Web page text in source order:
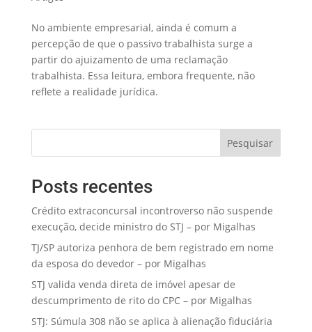
No ambiente empresarial, ainda é comum a
percepção de que o passivo trabalhista surge a
partir do ajuizamento de uma reclamação
trabalhista. Essa leitura, embora frequente, não
reflete a realidade jurídica.
Pesquisar
Posts recentes
Crédito extraconcursal incontroverso não suspende
execução, decide ministro do STJ – por Migalhas
TJ/SP autoriza penhora de bem registrado em nome
da esposa do devedor – por Migalhas
STJ valida venda direta de imóvel apesar de
descumprimento de rito do CPC – por Migalhas
STJ: Súmula 308 não se aplica à alienação fiduciária